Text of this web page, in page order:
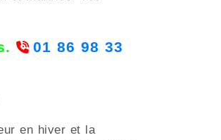
01 86 98 33
en hiver et la